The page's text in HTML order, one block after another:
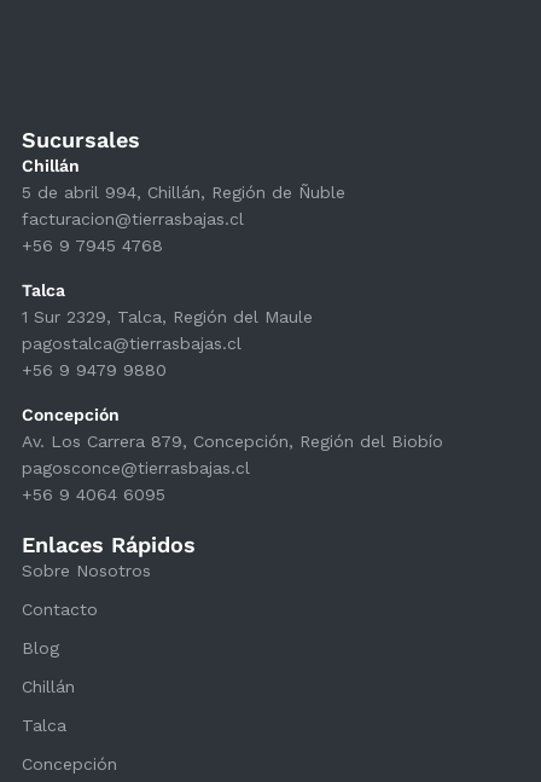
Sucursales
Chillán
5 de abril 994, Chillán, Región de Ñuble
facturacion@tierrasbajas.cl
+56 9 7945 4768
Talca
1 Sur 2329, Talca, Región del Maule
pagostalca@tierrasbajas.cl
+56 9 9479 9880
Concepción
Av. Los Carrera 879, Concepción, Región del Biobío
pagosconce@tierrasbajas.cl
+56 9 4064 6095
Enlaces Rápidos
Sobre Nosotros
Contacto
Blog
Chillán
Talca
Concepción